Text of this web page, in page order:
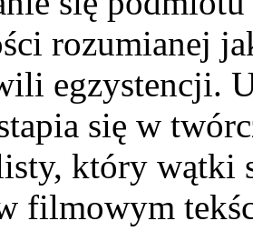
rozumianej
egzystencji.
się w
który wątki
filmowym